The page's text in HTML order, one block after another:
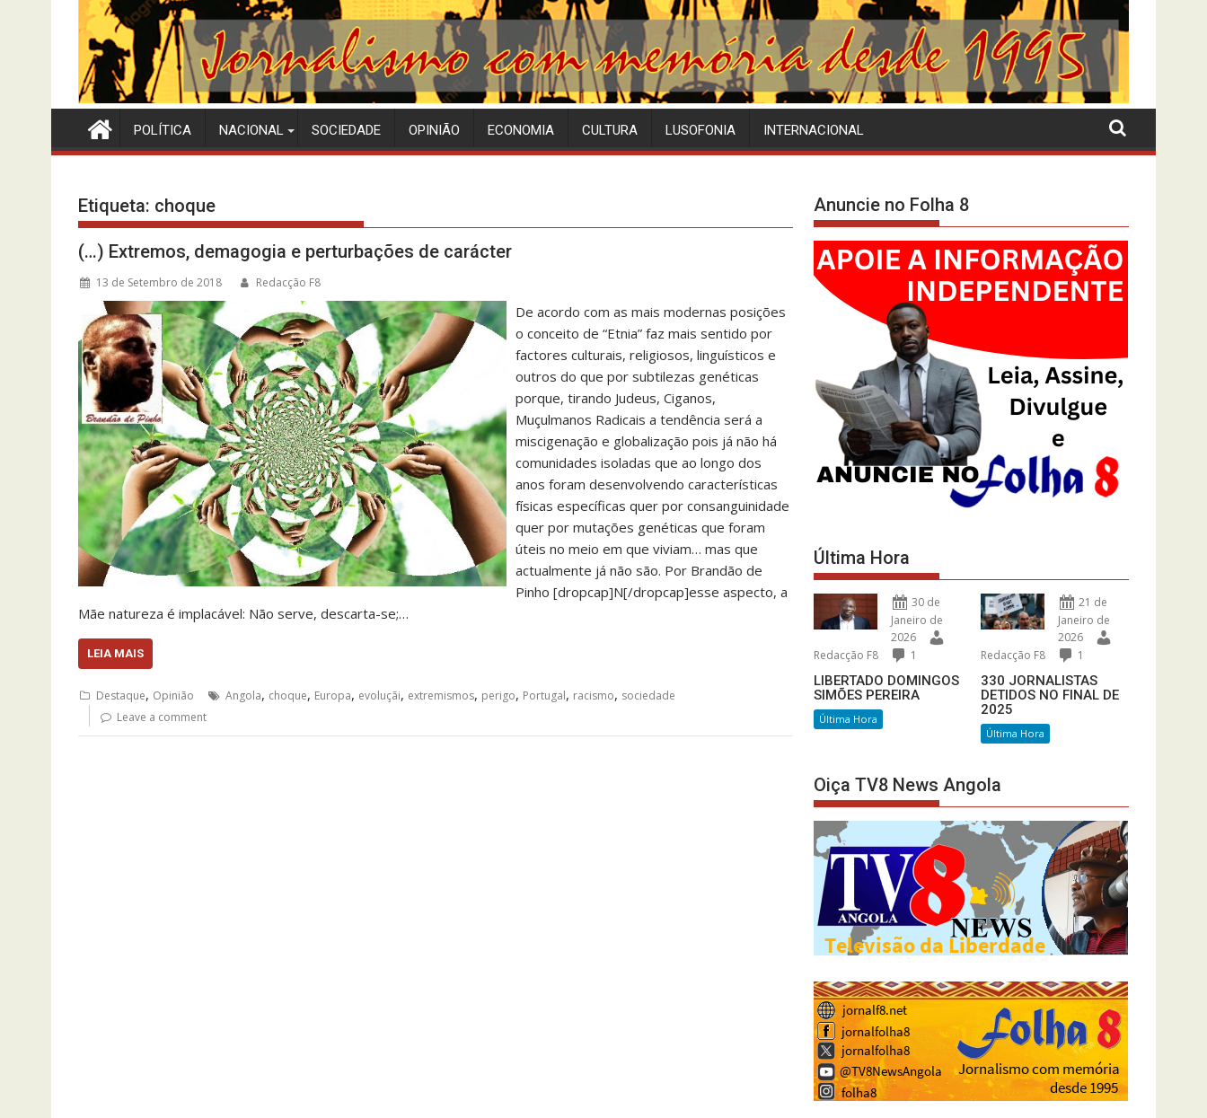
POLÍTICA NACIONAL SOCIEDADE OPINIÃO ECONOMIA CULTURA LUSOFONIA INTERNACIONAL
Etiqueta: choque
(…) Extremos, demagogia e perturbações de carácter
13 de Setembro de 2018 Redacção F8
De acordo com as mais modernas posições
o conceito de “Etnia” faz mais sentido por
factores culturais, religiosos, linguísticos e
outros do que por subtilezas genéticas
porque, tirando Judeus, Ciganos,
Muçulmanos Radicais a tendência será a
miscigenação e globalização pois já não há
comunidades isoladas que ao longo dos
anos foram desenvolvendo características
físicas específicas quer por consanguinidade
quer por mutações genéticas que foram
úteis no meio em que viviam… mas que
actualmente já não são. Por Brandão de
Pinho [dropcap]N[/dropcap]esse aspecto, a
Mãe natureza é implacável: Não serve, descarta-se;…
LEIA MAIS
Destaque, Opinião Angola, choque, Europa, evoluçãi, extremismos, perigo, Portugal, racismo, sociedade
Leave a comment
Anuncie no Folha 8
Última Hora
30 de
Janeiro de
2026
Redacção F8
1
LIBERTADO DOMINGOS
SIMÕES PEREIRA
Última Hora
21 de
Janeiro de
2026
Redacção F8
1
330 JORNALISTAS
DETIDOS NO FINAL DE
2025
Última Hora
Oiça TV8 News Angola